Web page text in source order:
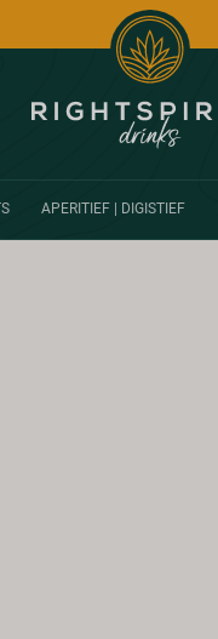
APERITIEF | DIGISTIEF